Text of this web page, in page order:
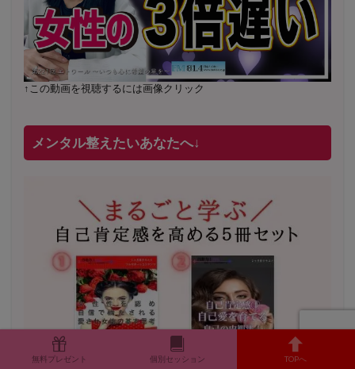
2022年2月〜6月 男性心理グループレッスン 20名様
席
20年8月〜25年3月 少人数制６ヶ月フルサポート 累計
↑この動画を視聴するには画像クリック
メンタル整えたいあなたへ↓
無料プレゼント 個別セッション TOPへ